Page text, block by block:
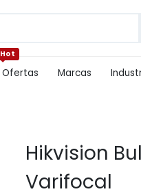
Ofertas
Hot
Marcas
Hikvision
Varifocal